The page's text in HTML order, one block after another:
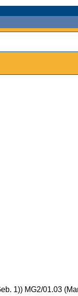
1)) MG2/01.03